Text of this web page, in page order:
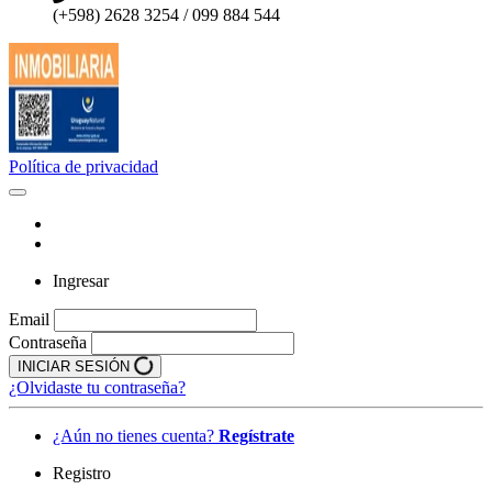
(+598) 2628 3254 / 099 884 544
Política de privacidad
Ingresar
Email
Contraseña
INICIAR SESIÓN
¿Olvidaste tu contraseña?
¿Aún no tienes cuenta? Regístrate
Registro